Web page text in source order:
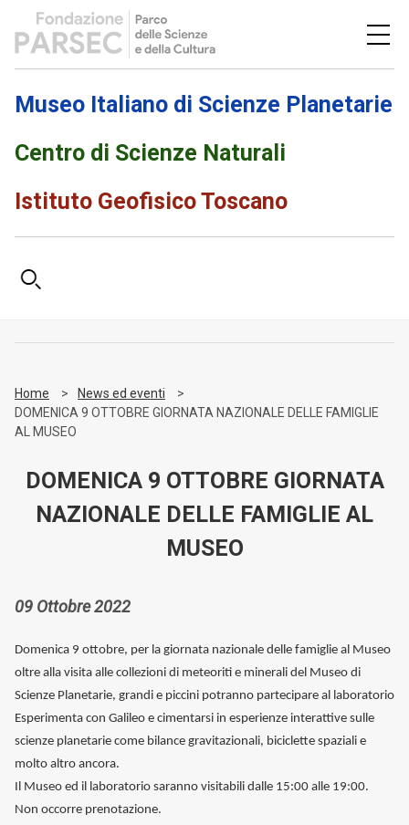
Museo Italiano di Scienze Planetarie
Centro di Scienze Naturali
Istituto Geofisico Toscano
Home
News ed eventi
DOMENICA 9 OTTOBRE GIORNATA NAZIONALE DELLE FAMIGLIE
AL MUSEO
DOMENICA 9 OTTOBRE GIORNATA
NAZIONALE DELLE FAMIGLIE AL
MUSEO
09 Ottobre 2022
Domenica 9 ottobre, per la giornata nazionale delle famiglie al Museo
oltre alla visita alle collezioni di meteoriti e minerali del Museo di
Scienze Planetarie, grandi e piccini potranno partecipare al laboratorio
Esperimenta con Galileo e cimentarsi in esperienze interattive sulle
scienze planetarie come bilance gravitazionali, biciclette spaziali e
molto altro ancora.
Il Museo ed il laboratorio saranno visitabili dalle 15:00 alle 19:00.
Non occorre prenotazione.